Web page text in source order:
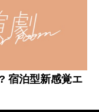
宿泊型新感覚エ